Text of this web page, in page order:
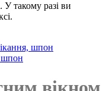
У такому разі ви
шпон
шпон